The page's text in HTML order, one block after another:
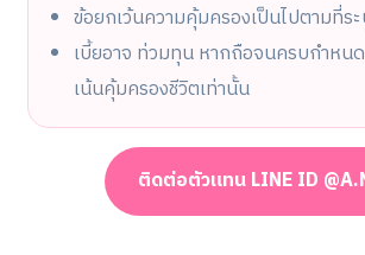
ข้อยกเว้นความคุ้มครองเป็นไปตามที่ร
เบี้ยอาจ ท่วมทุน หากถือจนครบกำห
เน้นคุ้มครองชีวิตเท่านั้น
ติดต่อตัวแทน LINE ID